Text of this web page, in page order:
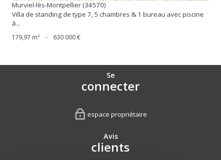
Murviel-lès-Montpellier (34570)
Villa de standing de type 7, 5 chambres & 1 bureau avec piscine
à...
179,97 m² - 630 000 €
Se
connecter
espace propriétaire
Avis
clients